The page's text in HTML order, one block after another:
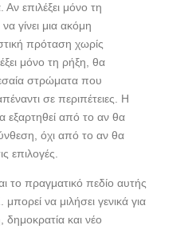
επιλέξει μόνο τη
γίνει μια ακόμη
πρόταση χωρίς
μόνο τη ρήξη, θα
στρώματα που
σε περιπέτειες. Η
εξαρτηθεί από το αν θα
όχι από το αν θα
επιλογές.
το πραγματικό πεδίο αυτής
να μιλήσει γενικά για
δημοκρατία και νέο